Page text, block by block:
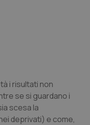
i risultati non
se si guardano i
scesa la
deprivati) e come,